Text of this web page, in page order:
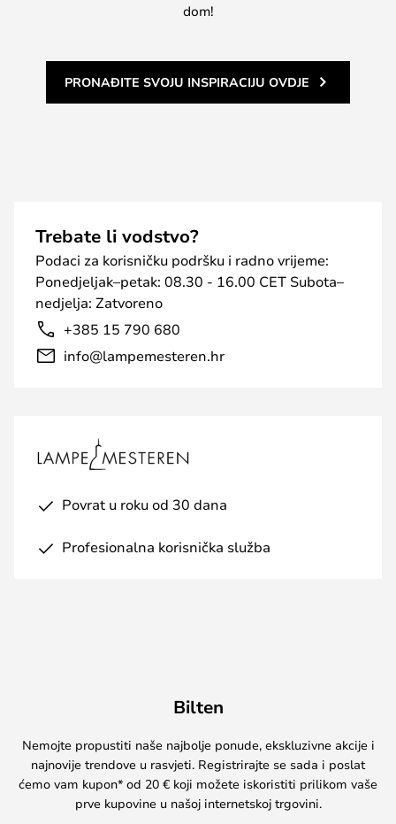
dom!
PRONAĐITE SVOJU INSPIRACIJU OVDJE
Trebate li vodstvo?
Podaci za korisničku podršku i radno vrijeme:
Ponedjeljak–petak: 08.30 - 16.00 CET Subota–
nedjelja: Zatvoreno
+385 15 790 680
info@lampemesteren.hr
Povrat u roku od 30 dana
Profesionalna korisnička služba
Bilten
Nemojte propustiti naše najbolje ponude, ekskluzivne akcije i
najnovije trendove u rasvjeti. Registrirajte se sada i poslat
ćemo vam kupon* od 20 € koji možete iskoristiti prilikom vaše
prve kupovine u našoj internetskoj trgovini.